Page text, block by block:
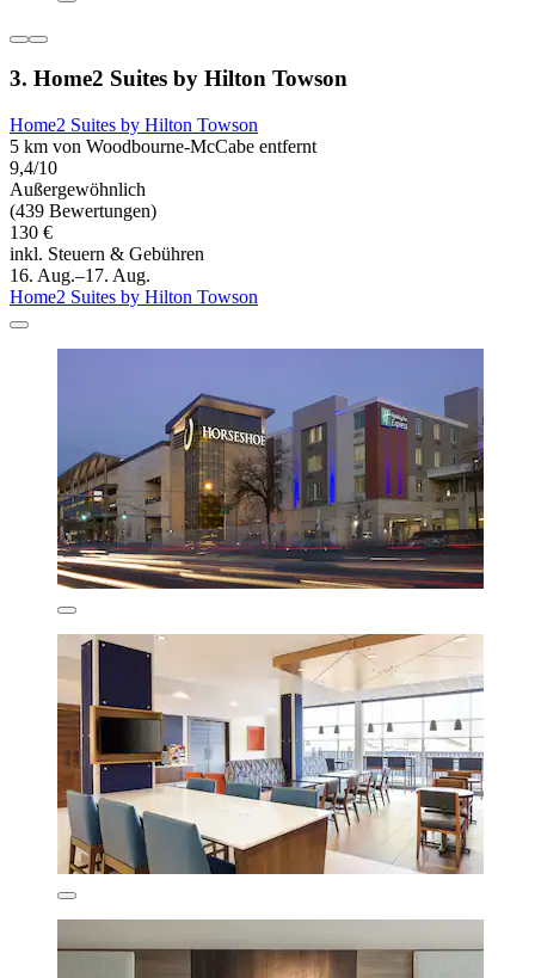
3. Home2 Suites by Hilton Towson
Home2 Suites by Hilton Towson
5 km von Woodbourne-McCabe entfernt
9,4/10
Außergewöhnlich
(439 Bewertungen)
130 €
inkl. Steuern & Gebühren
16. Aug.–17. Aug.
Home2 Suites by Hilton Towson